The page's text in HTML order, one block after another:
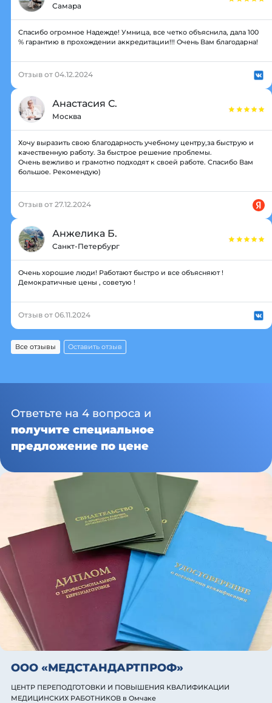
Самара
Спасибо огромное Надежде! Умница, все четко объяснила, дала 100
% гарантию в прохождении аккредитации!!! Очень Вам благодарна!
Отзыв от 04.12.2024
Анастасия С.
Москва
Хочу выразить свою благодарность учебному центру,за быструю и
качественную работу. За быстрое решение проблемы.
Очень вежливо и грамотно подходят к своей работе. Спасибо Вам
большое. Рекомендую)
Отзыв от 27.12.2024
Анжелика Б.
Санкт-Петербург
Очень хорошие люди! Работают быстро и все объясняют !
Демократичные цены , советую !
Отзыв от 06.11.2024
Все отзывы Оставить отзыв
Ответьте на 4 вопроса и
получите специальное
предложение по цене
ООО «МЕДСТАНДАРТПРОФ»
ЦЕНТР ПЕРЕПОДГОТОВКИ И ПОВЫШЕНИЯ КВАЛИФИКАЦИИ
МЕДИЦИНСКИХ РАБОТНИКОВ в Омчаке